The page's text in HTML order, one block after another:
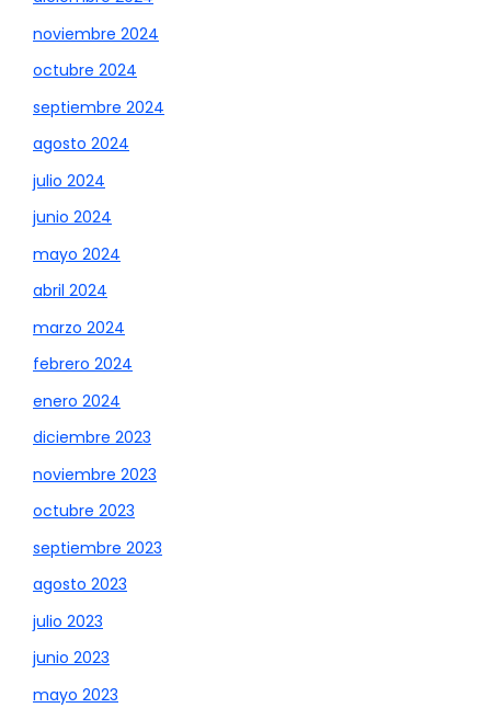
noviembre 2024
octubre 2024
septiembre 2024
agosto 2024
julio 2024
junio 2024
mayo 2024
abril 2024
marzo 2024
febrero 2024
enero 2024
diciembre 2023
noviembre 2023
octubre 2023
septiembre 2023
agosto 2023
julio 2023
junio 2023
mayo 2023